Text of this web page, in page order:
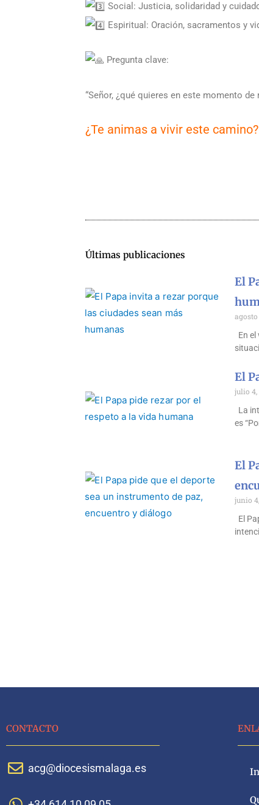
Social: Justicia, solidaridad y
Espiritual: Oración, sacramentos y
Pregunta clave:
“Señor, ¿qué quieres en este momento de
¿Te animas a vivir este camino?
Últimas publicaciones
El
agosto
En
El
julio 4,
La
es
El
junio
El
CONTACTO
acg@diocesismalaga.es